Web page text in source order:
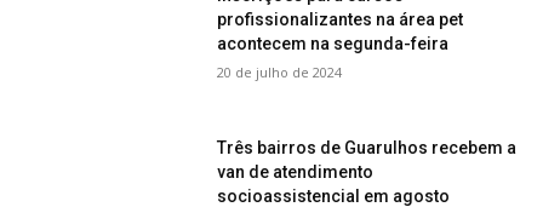
profissionalizantes na área pet
acontecem na segunda-feira
20 de julho de 2024
Três bairros de Guarulhos recebem a
van de atendimento
socioassistencial em agosto